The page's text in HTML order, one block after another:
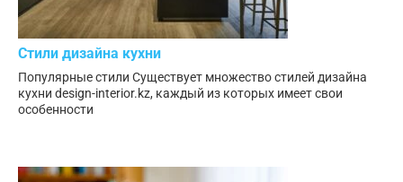
Стили дизайна кухни
Популярные стили Существует множество стилей дизайна
кухни design-interior.kz, каждый из которых имеет свои
особенности